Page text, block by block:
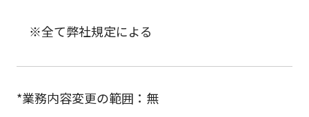
※全て弊社規定による
*業務内容変更の範囲：無